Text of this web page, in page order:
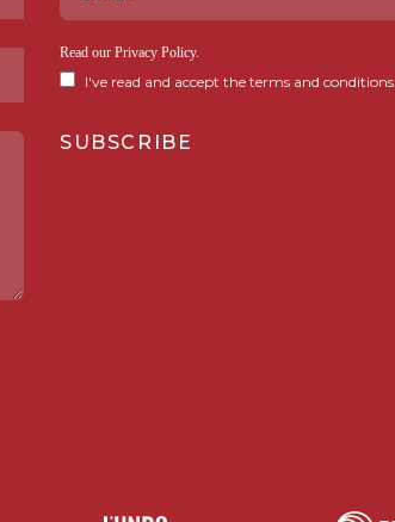
Read our Privacy Policy.
I've read and accept the terms and conditions.